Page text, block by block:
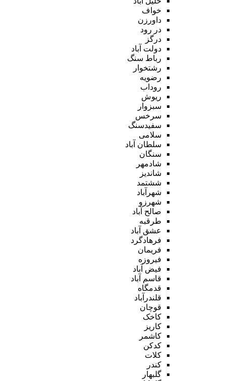
خواف
داورزن
در رود
درگز
دولت آباد
رباط سنگ
رشتخوار
رضویه
روداب
ریوش
سبزوار
سرخس
سفیدسنگ
سلامی
سلطان آباد
سنگان
شادمهر
شاندیز
ششتمد
شهرآباد
شهرزو
صالح آباد
طرقبه
عشق آباد
فرهادگرد
فریمان
فیروزه
فیض آباد
قاسم آباد
قدمگاه
قلندرآباد
قوچان
کاخک
کاریز
کاشمر
کدکن
کلات
کندر
گلبهار